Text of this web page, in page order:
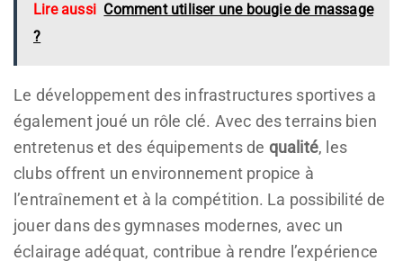
Lire aussi Comment utiliser une bougie de massage
?
Le développement des infrastructures sportives a
également joué un rôle clé. Avec des terrains bien
entretenus et des équipements de qualité, les
clubs offrent un environnement propice à
l’entraînement et à la compétition. La possibilité de
jouer dans des gymnases modernes, avec un
éclairage adéquat, contribue à rendre l’expérience